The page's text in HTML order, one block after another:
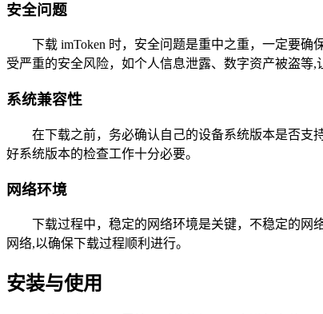
安全问题
下载 imToken 时，安全问题是重中之重，一定要
受严重的安全风险，如个人信息泄露、数字资产被盗等,
系统兼容性
在下载之前，务必确认自己的设备系统版本是否支
好系统版本的检查工作十分必要。
网络环境
下载过程中，稳定的网络环境是关键，不稳定的网
网络,以确保下载过程顺利进行。
安装与使用